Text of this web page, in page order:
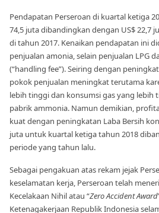
Pendapatan Perseroan di kuartal ketiga
74,5 juta dibandingkan dengan US$ 22,7
di tahun 2017. Kenaikan pendapatan ini
penjualan amonia, selain penjualan LPG
(“handling fee”). Seiring dengan
pokok penjualan meningkat terutama
lebih tinggi dan konsumsi gas yang lebih
pabrik ammonia. Namun demikian,
kuat dengan peningkatan Laba Bersih
juta untuk kuartal ketiga tahun 2018
periode yang tahun lalu.
Sebagai pengakuan atas rekam jejak
keselamatan kerja, Perseroan telah
Kecelakaan Nihil atau “Zero Accident Award
Ketenagakerjaan Republik Indonesia